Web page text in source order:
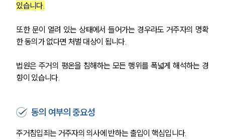
있습니다.
또한 문이 열려 있는 상태에서 들어가는 경우라도 거주자의 명확
한 동의가 없다면 처벌 대상이 됩니다.
법원은 주거의 평온을 침해하는 모든 행위를 폭넓게 해석하는 경
향이 있습니다.
동의 여부의 중요성
주거침입죄는 거주자의 의사에 반하는 출입이 핵심입니다.